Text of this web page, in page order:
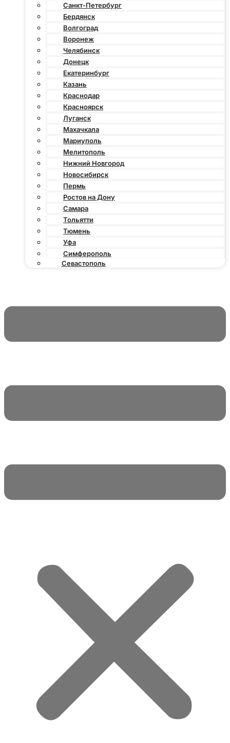
Санкт-Петербург
Бердянск
Волгоград
Воронеж
Челябинск
Донецк
Екатеринбург
Казань
Краснодар
Красноярск
Луганск
Махачкала
Мариуполь
Мелитополь
Нижний Новгород
Новосибирск
Пермь
Ростов на Дону
Самара
Тольятти
Тюмень
Уфа
Симферополь
Севастополь